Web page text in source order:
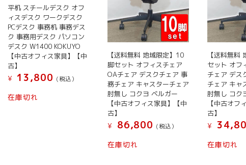
平机 スチールデスク オフ
ィスデスク ワークデスク
PCデスク 事務机 事務デス
ク 事務用デスク パソコン
デスク W1400 KOKUYO
【中古オフィス家具】【中
古】
¥
13,800 (税込）
在庫切れ
【送料無料 地域限定】10
脚セット オフィスチェア
OAチェア デスクチェア 事
務チェア キャスターチェア
肘無し コクヨ ベルガー
【中古オフィス家具】【中
古】
¥
86,800 (税込）
在庫切れ
【送料無料
セット オフ
チェア デス
チェア キャ
肘無し コク
【中古オフ
古】
¥
在庫切れ